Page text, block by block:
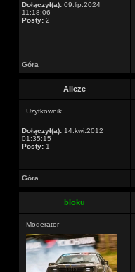
Dołączył(a): 09.lip.2024
11:18:06
Posty: 2
Góra
Allcze
Użytkownik
Dołączył(a): 14.kwi.2012
01:35:15
Posty: 1
Góra
bloku
Moderator